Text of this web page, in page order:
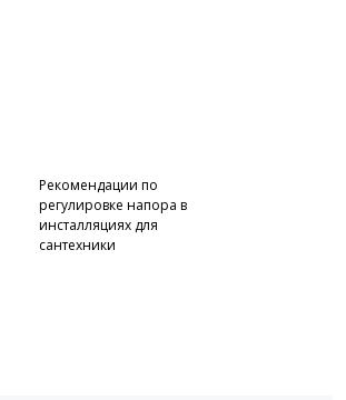
Рекомендации по
регулировке напора в
инсталляциях для
сантехники